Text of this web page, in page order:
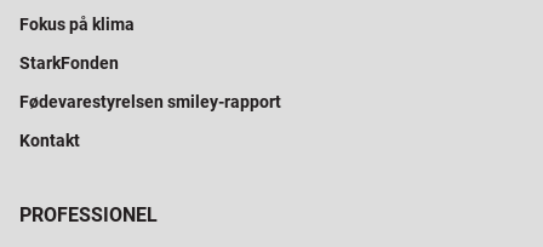
Fokus på klima
StarkFonden
Fødevarestyrelsen smiley-rapport
Kontakt
PROFESSIONEL